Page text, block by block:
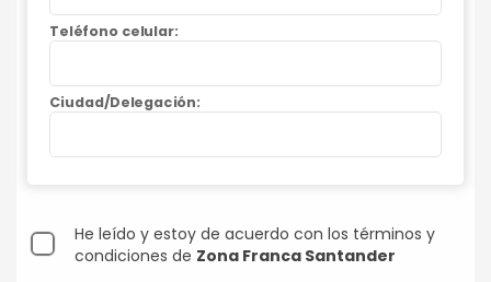
Teléfono celular:
Ciudad/Delegación:
He leído y estoy de acuerdo con los términos y
condiciones de Zona Franca Santander